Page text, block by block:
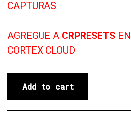
CAPTURAS
AGREGUE A CRPRESETS
CORTEX CLOUD
Add to cart